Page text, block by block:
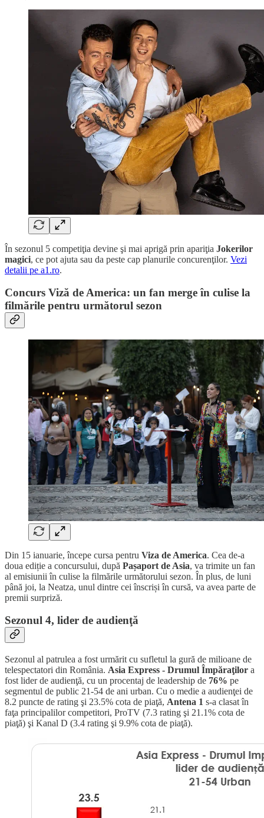
În sezonul 5 competiţia devine şi mai aprigă prin apariţia Jokerilor
magici, ce pot ajuta sau da peste cap planurile concurenţilor. Vezi
detalii pe a1.ro.
Concurs Viză de America: un fan merge în culise la
filmările pentru următorul sezon
Din 15 ianuarie, începe cursa pentru Viza de America. Cea de-a
doua ediție a concursului, după Pașaport de Asia, va trimite un fan
al emisiunii în culise la filmările următorului sezon. În plus, de luni
până joi, la Neatza, unul dintre cei înscriși în cursă, va avea parte de
premii surpriză.
Sezonul 4, lider de audienţă
Sezonul al patrulea a fost urmărit cu sufletul la gură de milioane de
telespectatori din România. Asia Express - Drumul Împăraţilor a
fost lider de audienţă, cu un procentaj de leadership de 76% pe
segmentul de public 21-54 de ani urban. Cu o medie a audienţei de
8.2 puncte de rating şi 23.5% cota de piaţă, Antena 1 s-a clasat în
faţa principalilor competitori, ProTV (7.3 rating şi 21.1% cota de
piaţă) şi Kanal D (3.4 rating şi 9.9% cota de piaţă).